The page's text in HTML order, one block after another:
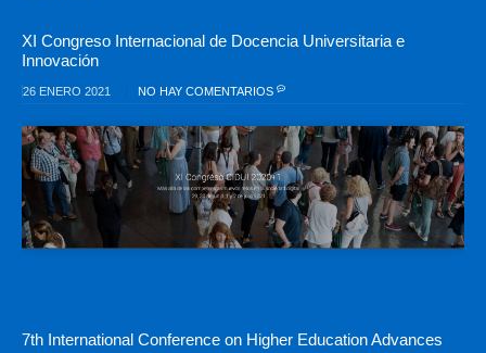
XI Congreso Internacional de Docencia Universitaria e
Innovación
26 ENERO 2021 NO HAY COMENTARIOS
7th International Conference on Higher Education Advances